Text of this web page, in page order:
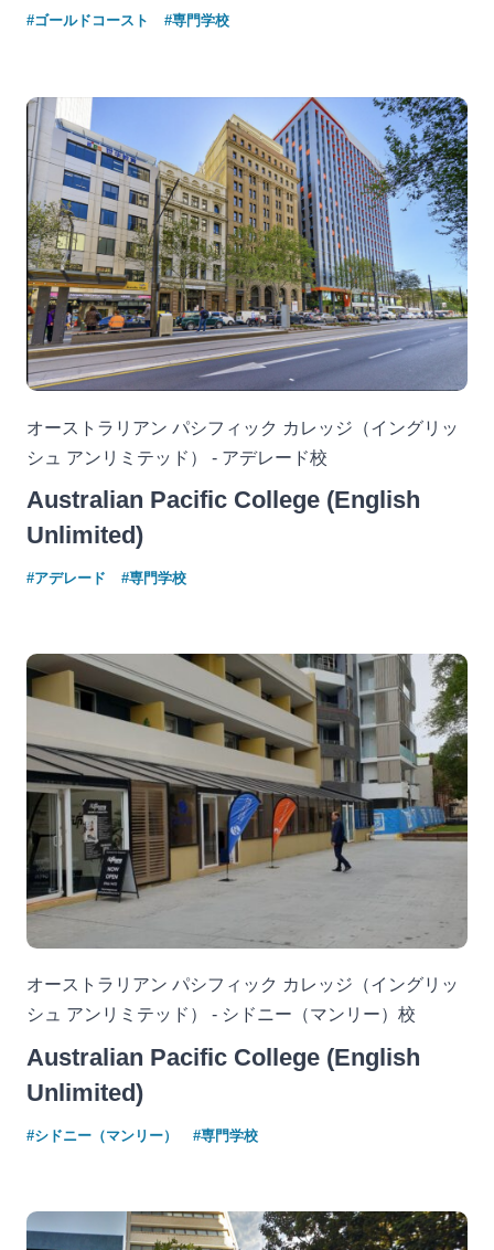
#ゴールドコースト #専門学校
オーストラリアン パシフィック カレッジ（イングリッ
シュ アンリミテッド） - アデレード校
Australian Pacific College (English
Unlimited)
#アデレード #専門学校
オーストラリアン パシフィック カレッジ（イングリッ
シュ アンリミテッド） - シドニー（マンリー）校
Australian Pacific College (English
Unlimited)
#シドニー（マンリー） #専門学校